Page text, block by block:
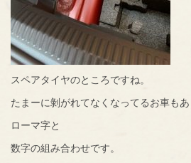
スペアタイヤのところですね。
たまーに剝がれてなくなってるお車も
ローマ字と
数字の組み合わせです。